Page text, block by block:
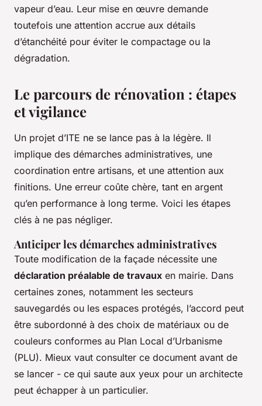
vapeur d’eau. Leur mise en œuvre demande
toutefois une attention accrue aux détails
d’étanchéité pour éviter le compactage ou la
dégradation.
Le parcours de rénovation : étapes
et vigilance
Un projet d’ITE ne se lance pas à la légère. Il
implique des démarches administratives, une
coordination entre artisans, et une attention aux
finitions. Une erreur coûte chère, tant en argent
qu’en performance à long terme. Voici les étapes
clés à ne pas négliger.
Anticiper les démarches administratives
Toute modification de la façade nécessite une
déclaration préalable de travaux en mairie. Dans
certaines zones, notamment les secteurs
sauvegardés ou les espaces protégés, l’accord peut
être subordonné à des choix de matériaux ou de
couleurs conformes au Plan Local d’Urbanisme
(PLU). Mieux vaut consulter ce document avant de
se lancer - ce qui saute aux yeux pour un architecte
peut échapper à un particulier.